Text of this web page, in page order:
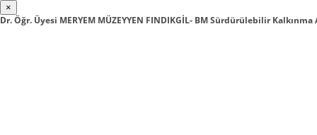
×
Dr. Öğr. Üyesi MERYEM MÜZEYYEN FINDIKGİL- BM Sürdürülebilir Kalkınma